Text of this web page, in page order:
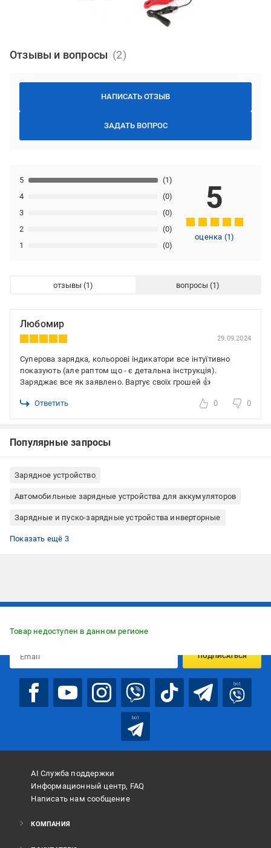
Отзывы и вопросы
НАПИСАТЬ ОТЗЫВ
ЗАДАТЬ ВОПРОС
1 (0)
2 (0)
3 (0)
4 (0)
5 (1)
5
оценка (1)
отзывы вопросы
Любомир
29.09.2024
Суперова зарядка, кольорові індикатори все інтуїтивно
показують (але раптом що - є детальна інструкція).
Заряджає все як заявлено. Вартує своїх грошей 👍
Ответить 0 0
Популярные запросы
Зарядное устройство
Автомобильные зарядные устройства для аккумуляторов
Зарядные и пуско-зарядные устройства инверторные
Зарядные и пуско-зарядные устройства 12
Зарядные и пуско-зарядные устройства Bosch
Зарядные и пуско-зарядные устройства Китай
Показать ещё 3
Товар недоступен в данном регионе
предложениях:
ПОДПИСАТЬСЯ
bot
bot
AI Служба поддержки
Информационный центр, FAQ
Написать нам сообщение
КОМПАНИЯ